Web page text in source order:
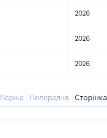
2026
2026
2026
Перша Попередня Сторінка